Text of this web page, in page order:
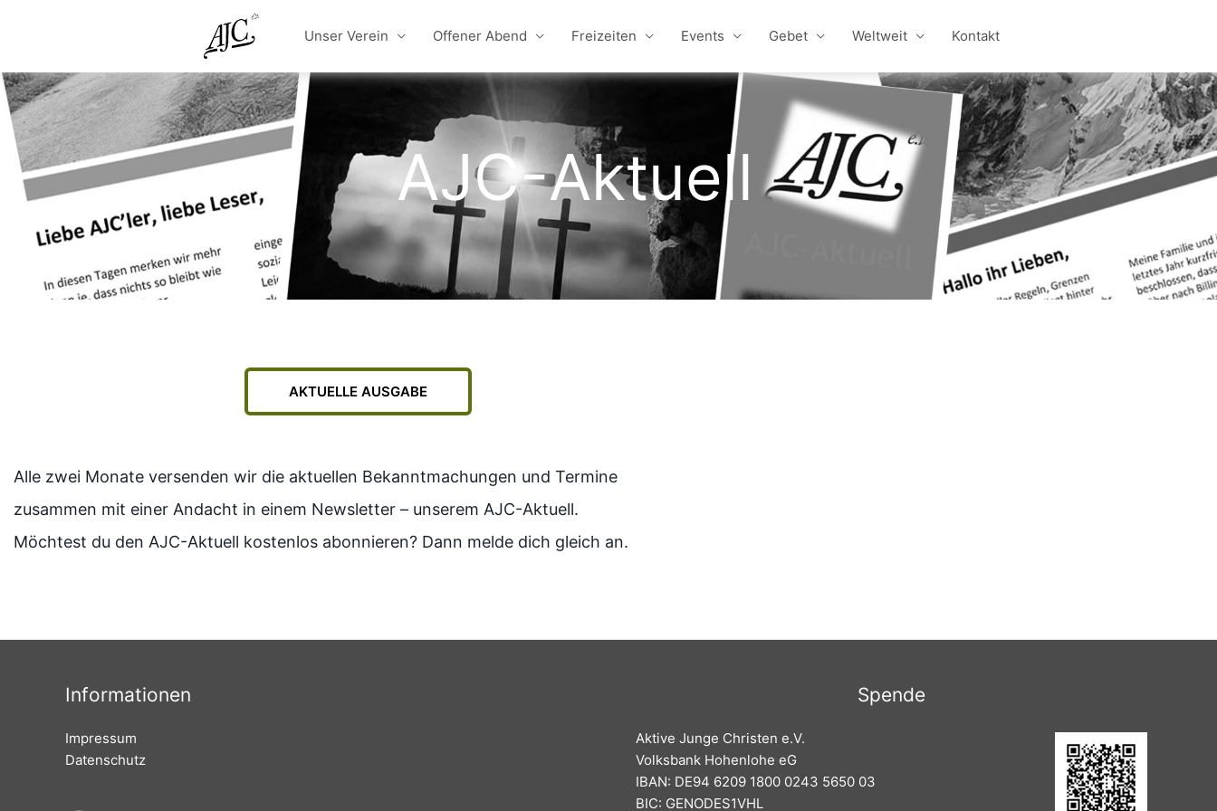
Unser Verein Offener Abend Freizeiten Events Gebet Weltweit Kontakt
AJC-Aktuell
AKTUELLE AUSGABE
Alle zwei Monate versenden wir die aktuellen Bekanntmachungen und Termine
zusammen mit einer Andacht in einem Newsletter – unserem AJC-Aktuell.
Möchtest du den AJC-Aktuell kostenlos abonnieren? Dann melde dich gleich an.
Informationen
Impressum
Datenschutz
Spende
Aktive Junge Christen e.V.
Volksbank Hohenlohe eG
IBAN: DE94 6209 1800 0243 5650 03
BIC: GENODES1VHL